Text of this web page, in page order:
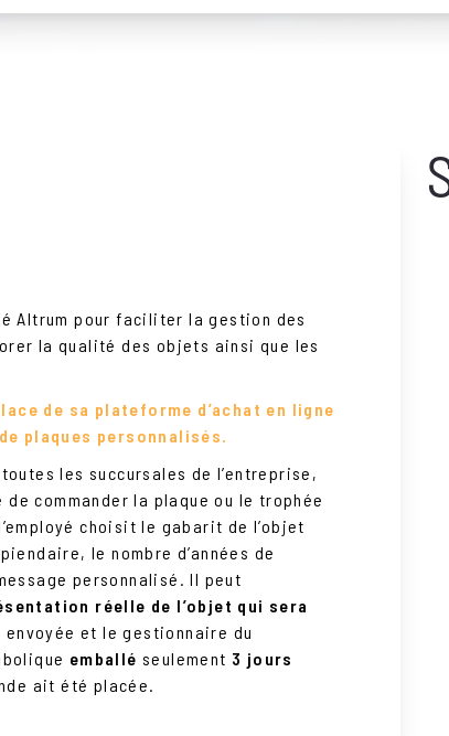
Altrum pour faciliter la gestion des
la qualité des objets ainsi que les
de sa plateforme d’achat en ligne
plaques personnalisés.
les succursales de l’entreprise,
de commander la plaque ou le trophée
choisit le gabarit de l’objet
le nombre d’années de
personnalisé. Il peut
réelle de l’objet qui sera
envoyée et le gestionnaire du
emballé seulement 3 jours
ait été placée.